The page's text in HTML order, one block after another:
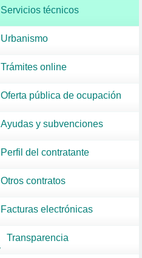
Servicios técnicos
Urbanismo
Trámites online
Oferta pública de ocupación
Ayudas y subvenciones
Perfil del contratante
Otros contratos
Facturas electrónicas
Transparencia